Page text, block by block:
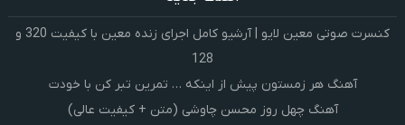
کنسرت صوتی معین لایو | آرشیو کامل اجرای زنده معین با کیفیت 320 و
128
آهنگ هر زمستون پیش از اینکه … تمرین تبر کن با خودت
آهنگ چهل روز محسن چاوشی (متن + کیفیت عالی)